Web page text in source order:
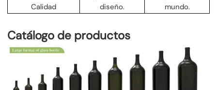
Calidad
diseño.
mundo.
Catálogo de productos